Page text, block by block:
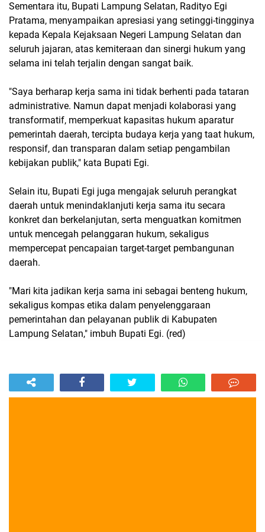
Sementara itu, Bupati Lampung Selatan, Radityo Egi
Pratama, menyampaikan apresiasi yang setinggi-tingginya
kepada Kepala Kejaksaan Negeri Lampung Selatan dan
seluruh jajaran, atas kemiteraan dan sinergi hukum yang
selama ini telah terjalin dengan sangat baik.
"Saya berharap kerja sama ini tidak berhenti pada tataran
administrative. Namun dapat menjadi kolaborasi yang
transformatif, memperkuat kapasitas hukum aparatur
pemerintah daerah, tercipta budaya kerja yang taat hukum,
responsif, dan transparan dalam setiap pengambilan
kebijakan publik," kata Bupati Egi.
Selain itu, Bupati Egi juga mengajak seluruh perangkat
daerah untuk menindaklanjuti kerja sama itu secara
konkret dan berkelanjutan, serta menguatkan komitmen
untuk mencegah pelanggaran hukum, sekaligus
mempercepat pencapaian target-target pembangunan
daerah.
"Mari kita jadikan kerja sama ini sebagai benteng hukum,
sekaligus kompas etika dalam penyelenggaraan
pemerintahan dan pelayanan publik di Kabupaten
Lampung Selatan," imbuh Bupati Egi. (red)